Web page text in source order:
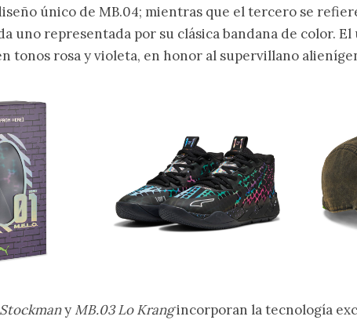
único de MB.04; mientras que el tercero se
uno representada por su clásica bandana de color.
tonos rosa y violeta, en honor al supervillano
y MB.03 Lo Krangincorporan la tecnología